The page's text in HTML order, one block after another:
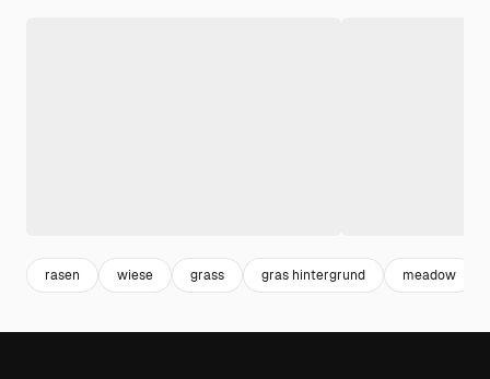
rasen wiese grass gras hintergrund meadow